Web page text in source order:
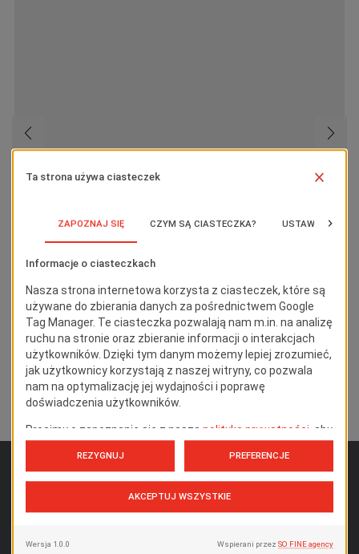
a najtańszą otrzymasz 50% taniej!
24 lipca, 2026
Czytaj Dalej